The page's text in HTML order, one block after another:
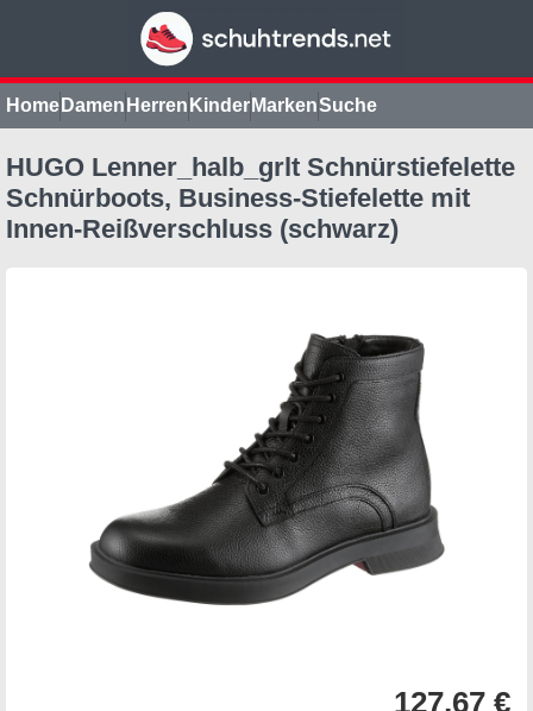
Home Damen Herren Kinder MarkenSuche
HUGO Lenner_halb_grlt Schnürstiefelette
Schnürboots, Business-Stiefelette mit
Innen-Reißverschluss (schwarz)
127,67 €